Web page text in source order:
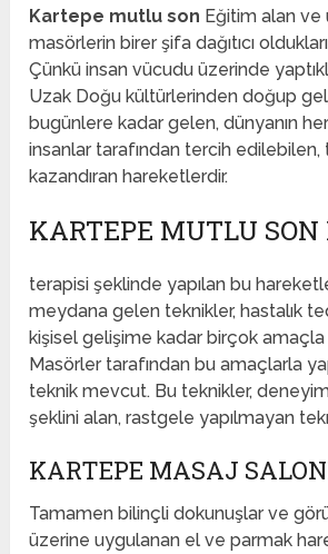
Kartepe mutlu son Eğitim alan
masörlerin birer şifa dağıtıcı
Çünkü insan vücudu üzerinde
Uzak Doğu kültürlerinden doğup
bugünlere kadar gelen, dünyanın
insanlar tarafından tercih edilebilen,
kazandıran hareketlerdir.
KARTEPE MUTLU
terapisi şeklinde yapılan bu
meydana gelen teknikler, hastalık
kişisel gelişime kadar birçok amaçla
Masörler tarafından bu amaçlarla
teknik mevcut. Bu teknikler,
şeklini alan, rastgele yapılmayan
KARTEPE MASAJ
Tamamen bilinçli dokunuşlar ve
üzerine uygulanan el ve parmak